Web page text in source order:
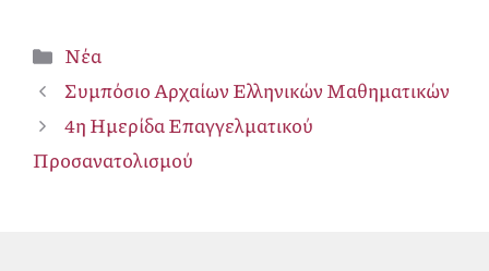
Κατηγορίες
Νέα
Συμπόσιο Αρχαίων Ελληνικών Μαθηματικών
4η Ημερίδα Επαγγελματικού
Προσανατολισμού